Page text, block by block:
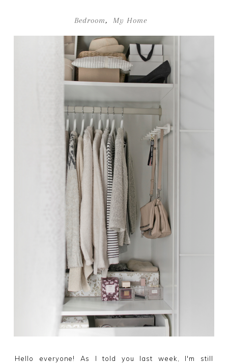
Bedroom, My Home
Hello everyone! As I told you last week, I'm still